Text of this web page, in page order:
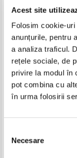
Acest site
Folosim cookie-
anunțurile, pentru
a analiza traficul.
rețele sociale, de
privire la modul în
pot combina cu
în urma folosirii
consimțământului
Necesare
C.Macarovici -
anorganica
Pret:29,00Lei 23,20
Adaugă în coș